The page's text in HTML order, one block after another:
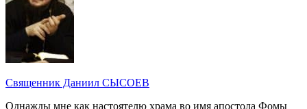
Священник Даниил СЫСОЕВ
Однажды мне как настоятелю храма во имя апостола Фомы